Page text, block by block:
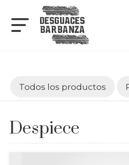
Todos los productos
Despiece